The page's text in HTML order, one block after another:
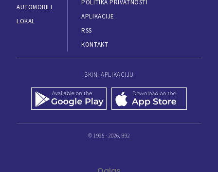
AUTOMOBILI
LOKAL
POLITIKA PRIVATNOSTI
APLIKACIJE
RSS
KONTAKT
SKINI APLIKACIJU
© 1995 - 2026, B92